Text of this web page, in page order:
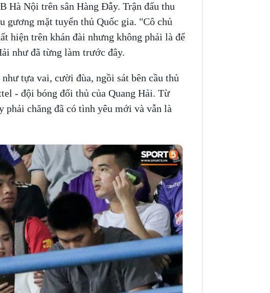
Hà Nội trên sân Hàng Đẫy. Trận đấu thu
gương mặt tuyển thủ Quốc gia. "Cô chủ
hiện trên khán đài nhưng không phải là để
như đã từng làm trước đây.
tựa vai, cười đùa, ngồi sát bên cầu thủ
- đội bóng đối thủ của Quang Hải. Từ
phải chăng đã có tình yêu mới và vẫn là